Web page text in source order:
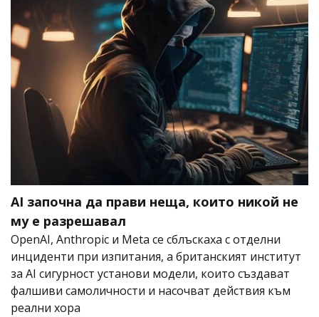
AI започна да прави неща, които никой не
му е разрешавал
OpenAI, Anthropic и Meta се сблъскаха с отделни
инциденти при изпитания, а британският институт
за AI сигурност установи модели, които създават
фалшиви самоличности и насочват действия към
реални хора